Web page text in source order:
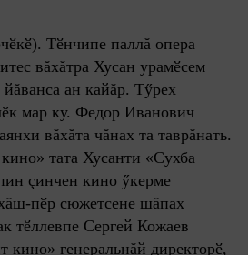
Тӗнчипе паллă опера
вăхăтра Хусан урамӗсем
ан кайăр. Тӳрех
мар ку. Федор Иванович
вăхăта чăнах та таврăнать.
тата Хусанти «Сухба
çинчен кино ӳкерме
пӗр сюжетсене шăпах
тӗллевпе Сергей Кожаев
кино» генеральнăй директорӗ,